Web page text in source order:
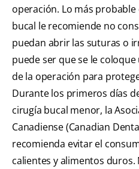
operación. Lo más
bucal le recomiende no
puedan abrir las suturas o
puede ser que se le
de la operación para
Durante los primeros días
cirugía bucal menor, la
Canadiense (Canadian
recomienda evitar el
calientes y alimentos